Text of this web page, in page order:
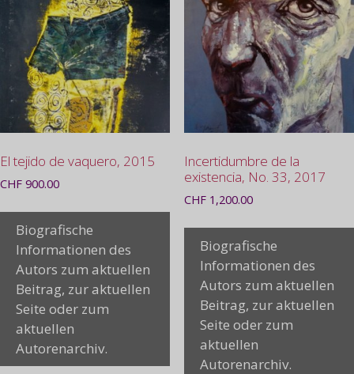
El tejido de vaquero, 2015
CHF 900.00
Biografische
Informationen des
Autors zum aktuellen
Beitrag, zur aktuellen
Seite oder zum
aktuellen
Autorenarchiv.
Incertidumbre de la
existencia, No. 33, 2017
CHF1,200.00
Biografische
Informationen des
Autors zum aktuellen
Beitrag, zur aktuellen
Seite oder zum
aktuellen
Autorenarchiv.